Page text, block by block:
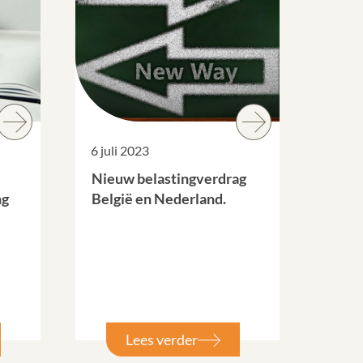
6 juli 2023
Nieuw belastingverdrag
België en Nederland.
Lees verder